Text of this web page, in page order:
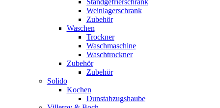
Standgefrierschrank
Weinlagerschrank
Zubehör
Waschen
Trockner
Waschmaschine
Waschtrockner
Zubehör
Zubehör
Solido
Kochen
Dunstabzugshaube